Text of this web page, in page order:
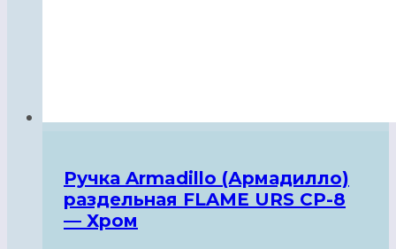
Ручка Armadillo (Армадилло)
раздельная FLAME URS CP-8
— Хром